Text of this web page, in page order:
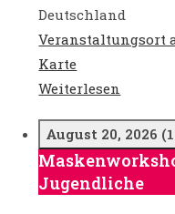
Deutschland
Veranstaltungsort
KarteBENN
Wilmersdorf
Weiterlesen
August 20, 2026
Maskenworkshop
für
Jugendliche